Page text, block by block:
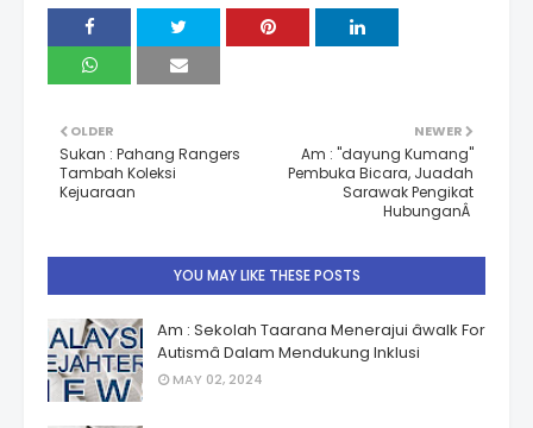
NEWER
Am : "dayung Kumang"
Pembuka Bicara, Juadah
Sarawak Pengikat
HubunganÂ
OLDER
Sukan : Pahang Rangers
Tambah Koleksi
Kejuaraan
YOU MAY LIKE THESE POSTS
Am : Sekolah Taarana Menerajui âwalk For
Autismâ Dalam Mendukung Inklusi
MAY 02, 2024